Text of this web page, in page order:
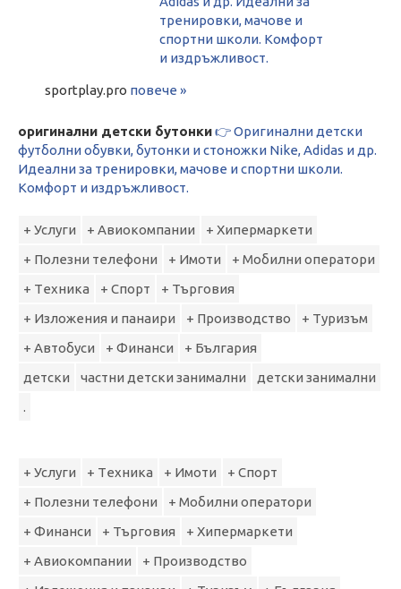
sportplay.pro повече »
оригинални детски бутонки👉 Оригинални детски
футболни обувки, бутонки и стоножки Nike, Adidas и др.
Идеални за тренировки, мачове и спортни школи.
Комфорт и издръжливост.
+ Услуги + Авиокомпании
+ Хипермаркети
+ Полезни телефони
+ Имоти
+ Мобилни оператори
+ Tехника
+ Спорт
+ Търговия
+ Изложения и панаири
+ Производство
+ Туризъм
+ Автобуси
+ Финанси
+ България
детски
частни детски занимални
детски занимални
.
+ Услуги + Tехника + Имоти
+ Спорт
+ Полезни телефони
+ Мобилни оператори
+ Финанси
+ Търговия
+ Хипермаркети
+ Авиокомпании
+ Производство